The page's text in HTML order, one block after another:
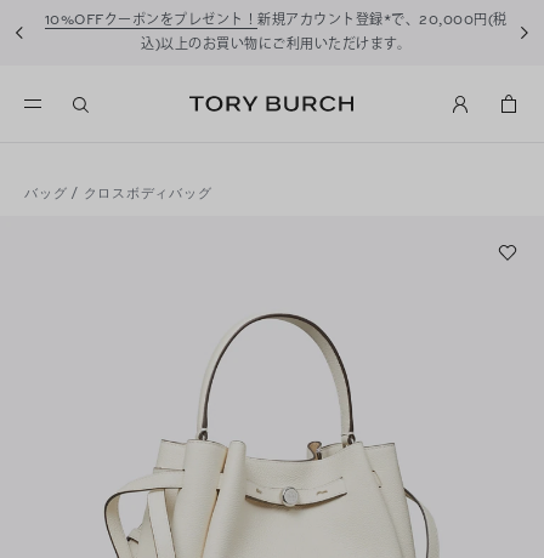
10%OFFクーポンをプレゼント！ 新規アカウント登録*で、20,000円(税
込)以上のお買い物にご利用いただけます。
バッグ / クロスボディバッグ